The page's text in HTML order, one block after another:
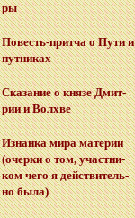
ры
По­весть-прит­ча о Пути и
пут­ни­ках
Ска­за­ние о князе Дмит­
рии и Волх­ве
Из­нан­ка мира ма­те­рии
(очер­ки о том, участ­ни­
ком чего я дей­стви­тель­
но была)